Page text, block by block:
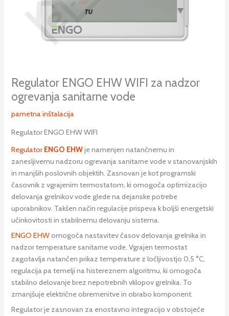
Regulator ENGO EHW WIFI za nadzor
ogrevanja sanitarne vode
pametna inštalacija
Regulator ENGO EHW WIFI
RegulatorENGO EHWje namenjen natančnemu in
zanesljivemu nadzoru ogrevanja sanitarne vode v stanovanjskih
in manjših poslovnih objektih. Zasnovan je kot programski
časovnik z vgrajenim termostatom, ki omogoča optimizacijo
delovanja grelnikov vode glede na dejanske potrebe
uporabnikov. Takšen način regulacije prispeva k boljši energetski
učinkovitosti in stabilnemu delovanju sistema.
ENGO EHWomogoča nastavitev časov delovanja grelnika in
nadzor temperature sanitarne vode. Vgrajen termostat
zagotavlja natančen prikaz temperature z ločljivostjo 0,5 °C,
regulacija pa temelji na histereznem algoritmu, ki omogoča
stabilno delovanje brez nepotrebnih vklopov grelnika. To
zmanjšuje električne obremenitve in obrabo komponent.
Regulator je zasnovan za enostavno integracijo v obstoječe